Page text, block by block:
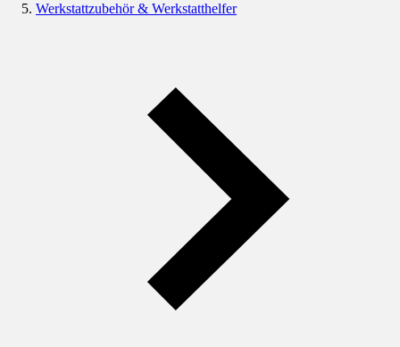
Werkstattzubehör & Werkstatthelfer